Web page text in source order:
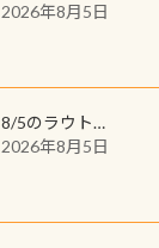
2026年8月5日
8/5のラウト…
2026年8月5日